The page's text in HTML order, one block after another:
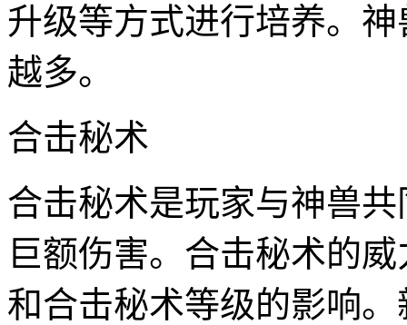
升级等方式进行培养。
越多。
合击秘术
合击秘术是玩家与神兽
巨额伤害。合击秘术的
和合击秘术等级的影响